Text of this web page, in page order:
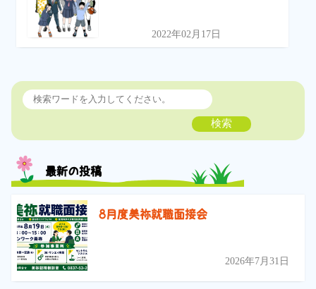
2022年02月17日
検索
最新の投稿
8月度美祢就職面接会
2026年7月31日